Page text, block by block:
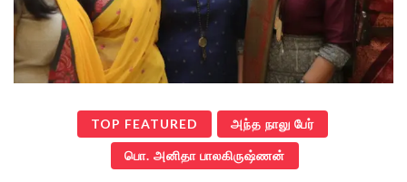
TOP FEATURED அந்த நாலு பேர்
பொ. அனிதா பாலகிருஷ்ணன்